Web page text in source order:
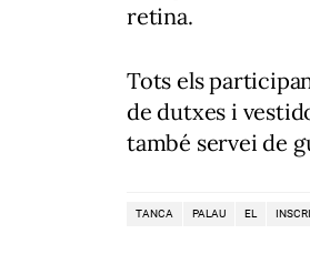
retina.
Tots els
de dutxes i
també servei de
TANCA PALAU EL